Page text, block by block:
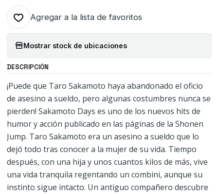
Agregar a la lista de favoritos
Mostrar stock de ubicaciones
DESCRIPCIÓN
¡Puede que Taro Sakamoto haya abandonado el oficio
de asesino a sueldo, pero algunas costumbres nunca se
pierden! Sakamoto Days es uno de los nuevos hits de
humor y acción publicado en las páginas de la Shonen
Jump. Taro Sakamoto era un asesino a sueldo que lo
dejó todo tras conocer a la mujer de su vida. Tiempo
después, con una hija y unos cuantos kilos de más, vive
una vida tranquila regentando un combini, aunque su
instinto sigue intacto. Un antiguo compañero descubre